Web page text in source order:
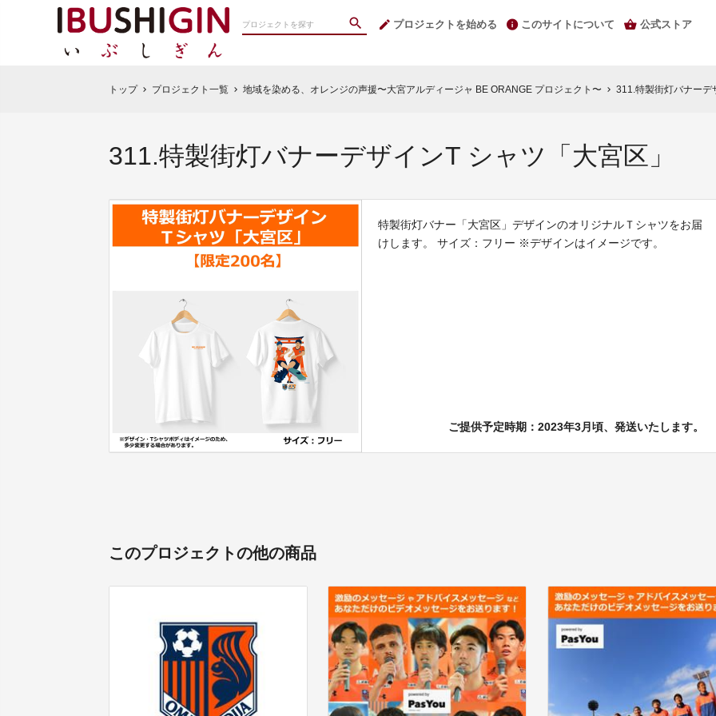
プロジェクトを始める このサイトについて 公式ストア
トップ chevron_right プロジェクト一覧 chevron_right 地域を染める、オレンジの声援〜大宮アルディージャ BE ORANGE プロジェクト〜 chevron_right 311.特製街灯バナーデ
311.特製街灯バナーデザインT シャツ「大宮区」
特製街灯バナー「大宮区」デザインのオリジナルＴシャツをお届
けします。 サイズ：フリー ※デザインはイメージです。
ご提供予定時期：2023年3月頃、発送いたします。
このプロジェクトの他の商品